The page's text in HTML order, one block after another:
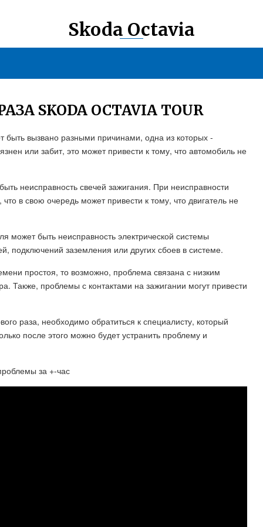
Skoda Octavia
SKODA OCTAVIA TOUR
быть вызвано разными причинами, одна из которых -
или забит, это может привести к тому, что автомобиль не
неисправность свечей зажигания. При неисправности
в свою очередь может привести к тому, что двигатель не
может быть неисправность электрической системы
подключений заземления или других сбоев в системе.
простоя, то возможно, проблема связана с низким
Также, проблемы с контактами на зажигании могут привести
раза, необходимо обратиться к специалисту, который
после этого можно будет устранить проблему и
за +-час